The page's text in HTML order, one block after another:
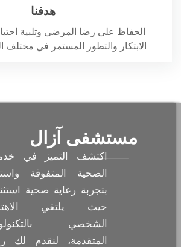
هدفنا
الحفاظ على رضا المرضى وتلبية
الابتكار والتطور المستمر في مختلف
مستشفى آزال
اكتشف التميز في
الصحية المتفوقة
بتجربة رعاية صحية
حيث يلتقي
الشخصي
المتقدمة، لنقدم لك